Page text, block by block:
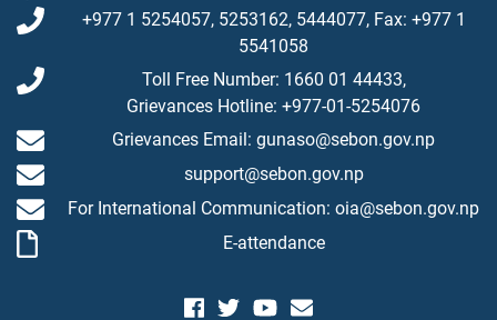
+977 1 5254057, 5253162, 5444077, Fax: +977 1
5541058
Toll Free Number: 1660 01 44433,
Grievances Hotline: +977-01-5254076
Grievances Email: gunaso@sebon.gov.np
support@sebon.gov.np
For International Communication: oia@sebon.gov.np
E-attendance